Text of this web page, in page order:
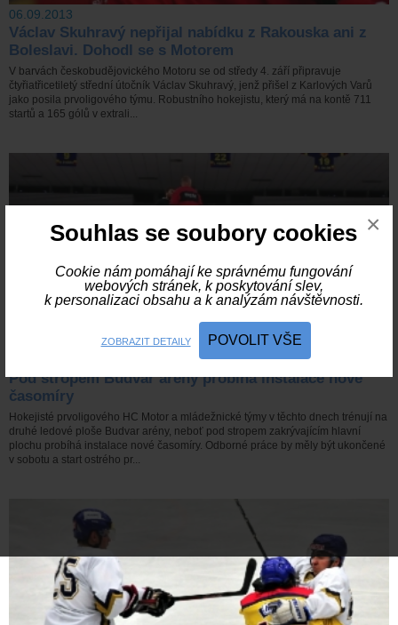
Souhlas se soubory cookies
Cookie nám pomáhají ke správnému fungování
webových stránek, k poskytování slev,
k personalizaci obsahu a k analýzám návštěvnosti.
ZOBRAZIT DETAILY POVOLIT VŠE
×
06.09.2013
Václav Skuhravý nepřijal nabídku z Rakouska ani z
Boleslavi. Dohodl se s Motorem
V barvách českobudějovického Motoru se od středy 4. září připravuje
čtyřiatřicetiletý střední útočník Václav Skuhravý, jenž přišel z Karlových Varů
jako posila prvoligového týmu. Robustního hokejistu, který má na kontě 711
startů a 165 gólů v extrali...
Pod stropem Budvar arény probíhá instalace nové
časomíry
Hokejisté prvoligového HC Motor a mládežnické týmy v těchto dnech trénují na
druhé ledové ploše Budvar arény, neboť pod stropem zakrývajícím hlavní
plochu probíhá instalace nové časomíry. Odborné práce by měly být ukončené
v sobotu a start ostrého pr...